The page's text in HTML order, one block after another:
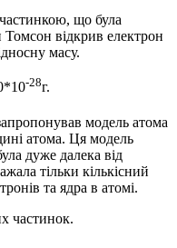
що була
відкрив електрон
масу.
-28г.
модель атома
атома. Ця модель
дуже далека від
тільки кількісний
та ядра в атомі.
частинок.